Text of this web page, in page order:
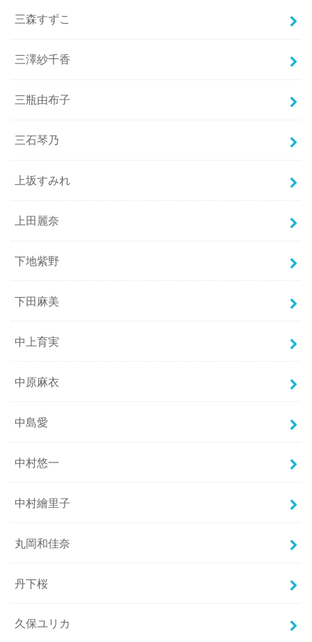
三森すずこ
三澤紗千香
三瓶由布子
三石琴乃
上坂すみれ
上田麗奈
下地紫野
下田麻美
中上育実
中原麻衣
中島愛
中村悠一
中村繪里子
丸岡和佳奈
丹下桜
久保ユリカ